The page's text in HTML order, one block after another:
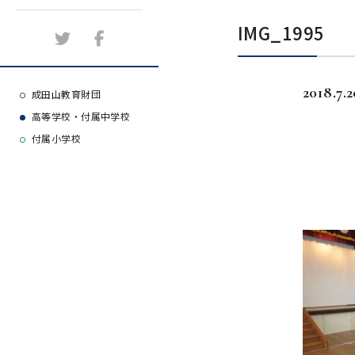
施設紹介
よくある質問
大学等合格実績
成田山教育財団
高等学校・付属中学校
付属小学校
IMG_1995